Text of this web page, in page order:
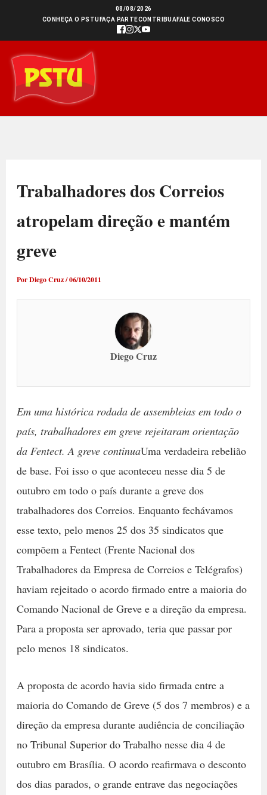
conteúdo
08/08/2026
CONHEÇA O PSTU FAÇA PARTECONTRIBUAFALE CONOSCO
Trabalhadores dos Correios
atropelam direção e mantém
greve
PorDiego Cruz/06/10/2011
Diego Cruz
Em uma histórica rodada de assembleias em todo o
país, trabalhadores em greve rejeitaram orientação
da Fentect. A greve continuaUma verdadeira rebelião
de base. Foi isso o que aconteceu nesse dia 5 de
outubro em todo o país durante a greve dos
trabalhadores dos Correios. Enquanto fechávamos
esse texto, pelo menos 25 dos 35 sindicatos que
compõem a Fentect (Frente Nacional dos
Trabalhadores da Empresa de Correios e Telégrafos)
haviam rejeitado o acordo firmado entre a maioria do
Comando Nacional de Greve e a direção da empresa.
Para a proposta ser aprovado, teria que passar por
pelo menos 18 sindicatos.
A proposta de acordo havia sido firmada entre a
maioria do Comando de Greve (5 dos 7 membros) e a
direção da empresa durante audiência de conciliação
no Tribunal Superior do Trabalho nesse dia 4 de
outubro em Brasília. O acordo reafirmava o desconto
dos dias parados, o grande entrave das negociações